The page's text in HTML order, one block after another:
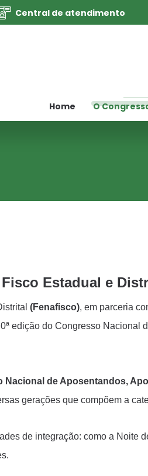
Central de atendimento
Home O
Estadual e
(Fenafisco), em parceria
edição do Congresso Nacional
Nacional de Aposentandos,
gerações que compõem a
de integração: como a Noite